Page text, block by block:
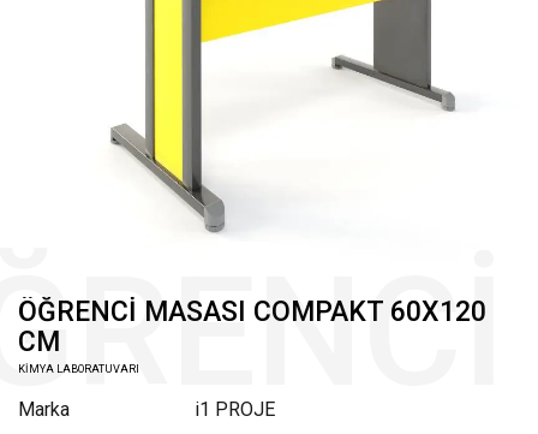
ÖĞRENCİ MASASI COMPAKT 60X120
CM
KİMYA LABORATUVARI
Marka
i1 PROJE